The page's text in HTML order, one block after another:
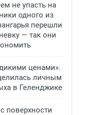
не упасть на
одного из
перешли
— так они
ценами».
личным
в Геленджике
поверхности